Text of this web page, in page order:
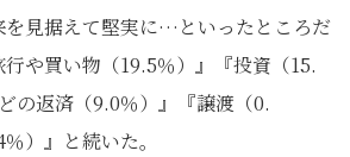
を見据えて堅実に…といったところだ
や買い物（19.5％）』『投資（15.
の返済（9.0％）』『譲渡（0.
）』と続いた。